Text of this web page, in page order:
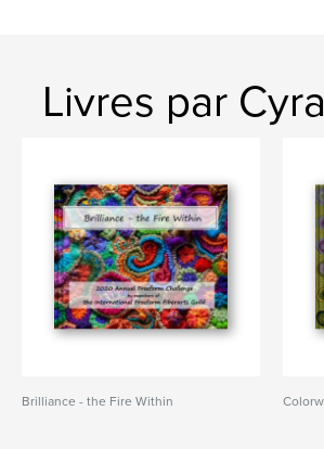
Livres par
Brilliance - the Fire Within